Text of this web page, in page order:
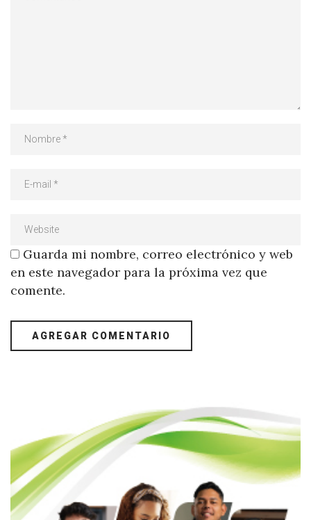
Guarda mi nombre, correo electrónico y web
en este navegador para la próxima vez que
comente.